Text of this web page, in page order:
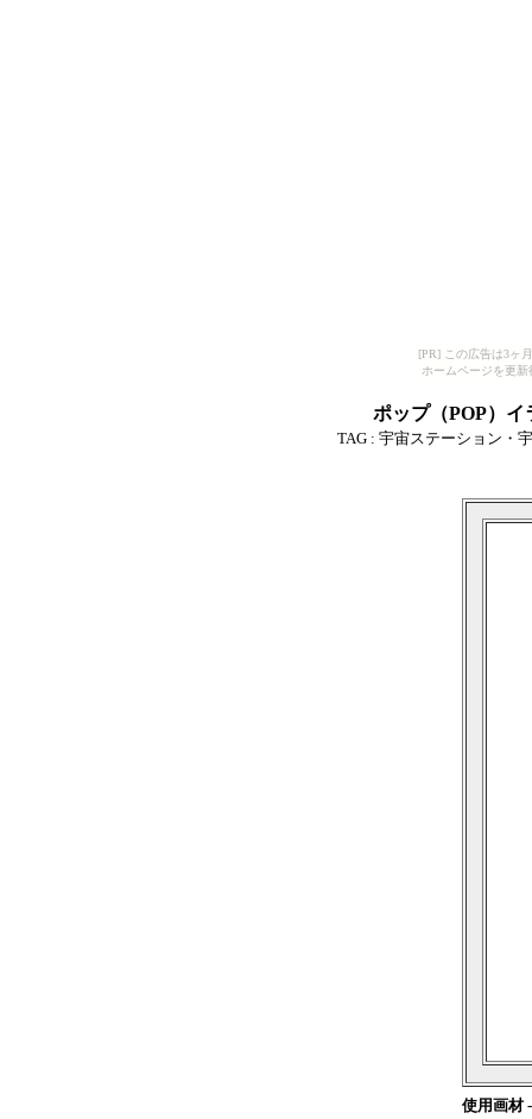
[PR] この広告は3ヶ
ホームページを更
ポップ（POP）
TAG : 宇宙ステーション・
使用画材